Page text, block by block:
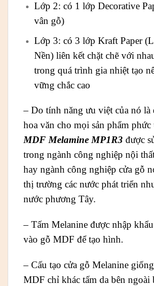
Lớp 2: có 1 lớp Decorative
vân gỗ)
Lớp 3: có 3 lớp Kraft Paper
Nền) liên kết chặt chẽ với
trong quá trình gia nhiệt tạo
vững chắc cao
– Do tính năng ưu việt của nó là
hoa văn cho mọi sản phẩm phức
MDF Melamine MP1R3 được
trong ngành công nghiệp nội
hay ngành công nghiệp cửa gỗ
thị trường các nước phát triển
nước phương Tây.
– Tấm Melanine được nhập
vào gỗ MDF để tạo hình.
– Cấu tạo cửa gỗ Melanine
MDF chỉ khác tấm da bên ngoài